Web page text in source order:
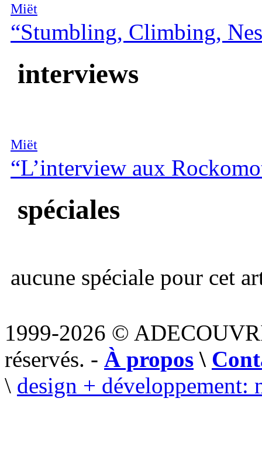
Miët
“Stumbling, Climbing,
interviews
Miët
“L’interview aux
spéciales
aucune spéciale pour cet
1999-2026 ©
réservés. - À propos \
\ design + développement: